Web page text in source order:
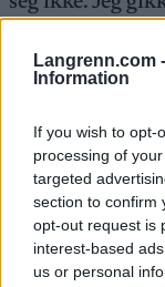
Langrenn.com -
Information
If you wish to opt-
processing of
targeted
section to confirm
opt-out request is
interest-based
us or personal
gå videre fra
bekostning av
urettferdig
like lite å gjøre
I kvartfinalen
videre selv om
mål var jeg